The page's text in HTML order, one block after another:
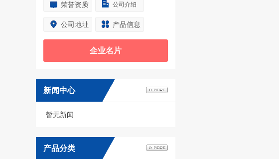
荣誉资质 公司介绍
公司地址 产品信息
企业名片
新闻中心
暂无新闻
产品分类